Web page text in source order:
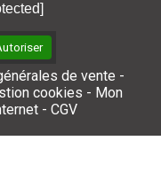
de vente
cookies
Mon
CGV